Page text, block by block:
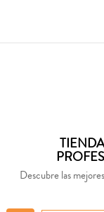
Descubre las